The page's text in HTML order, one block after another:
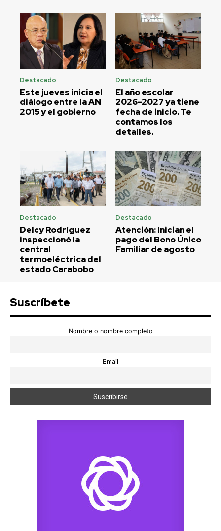
Destacado
Este jueves inicia el
diálogo entre la AN
2015 y el gobierno
Destacado
El año escolar
2026-2027 ya tiene
fecha de inicio. Te
contamos los
detalles.
Destacado
Delcy Rodríguez
inspeccionó la
central
termoeléctrica del
estado Carabobo
Destacado
Atención: Inician el
pago del Bono Único
Familiar de agosto
Suscríbete
Nombre o nombre completo
Email